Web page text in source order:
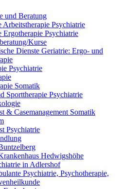
und Beratung
Arbeitstherapie Psychiatrie
Ergotherapie Psychiatrie
Kurse
Dienste Geriatrie: Ergo- und
Psychiatrie
Somatik
Sporttherapie Psychiatrie
& Casemanagement Somatik
Psychiatrie
Hedwigshöhe
in Adlershof
Psychiatrie, Psychotherapie,